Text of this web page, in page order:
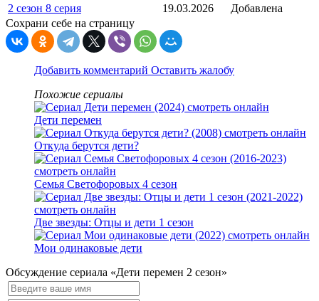
2 сезон 8 серия
19.03.2026
Добавлена
Сохрани себе на страницу
Добавить комментарий Оставить жалобу
Похожие сериалы
Дети перемен
Откуда берутся дети?
Семья Светофоровых 4 сезон
Две звезды: Отцы и дети 1 сезон
Мои одинаковые дети
Обсуждение сериала «Дети перемен 2 сезон»